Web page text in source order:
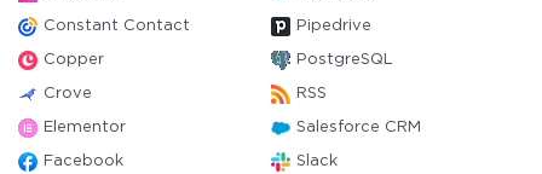
Constant Contact Pipedrive
Copper PostgreSQL
Crove RSS
Elementor Salesforce CRM
Facebook Slack